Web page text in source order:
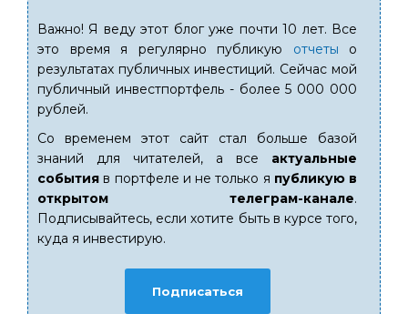
Важно! Я веду этот блог уже почти 10 лет. Все
это время я регулярно публикую отчеты о
результатах публичных инвестиций. Сейчас мой
публичный инвестпортфель - более 5 000 000
рублей.
Со временем этот сайт стал больше базой
знаний для читателей, а все актуальные
события в портфеле и не только я публикую в
открытом телеграм-канале.
Подписывайтесь, если хотите быть в курсе того,
куда я инвестирую.
Подписаться